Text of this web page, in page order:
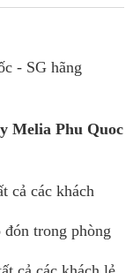
- SG hãng
Melia Phu Quoc
cả các khách
trong phòng